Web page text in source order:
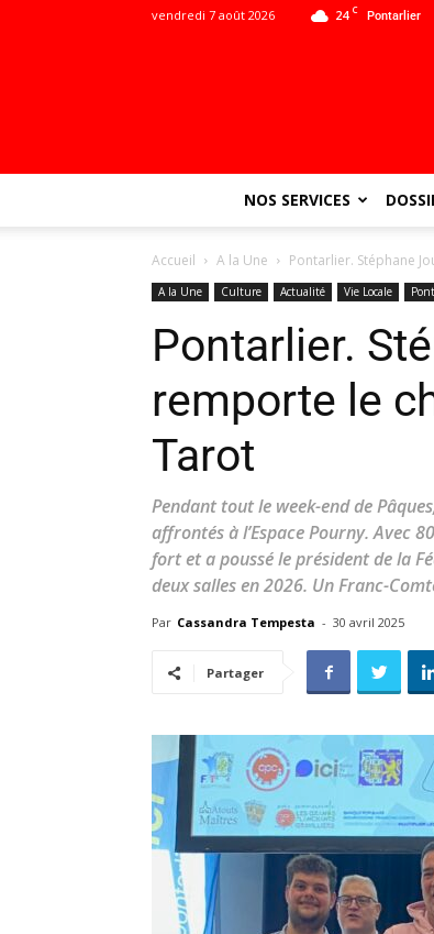
24 C Pontarlier
vendredi 7 août 2026
NOS SERVICES
Accueil A la Une Pontarlier. Stéphane
A la Une Culture Actualité Vie Locale
Pontarlier.
remporte le
Tarot
Pendant tout le week-end de
affrontés à l’Espace Pourny. Avec
fort et a poussé le président de la
deux salles en 2026. Un Franc-
Par Cassandra Tempesta - 30 avril 2025
Partager